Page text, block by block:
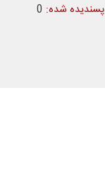
پسندیده شده: